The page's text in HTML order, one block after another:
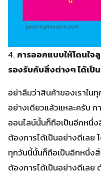
4. การออกแบบให้โดนใ
รองรับกับสิ่งต่างๆ ได้เป็
อย่าลืมว่าสินค้าของเราใน
อย่างเดียวแล้วแหละครับ
ออนไลน์นั้นก็ถือเป็นอีกหนึ่
ต้องการได้เป็นอย่างดีเลย
ทุกวันนี้นั้นก็ถือเป็นอีกหนึ่ง
ต้องการได้เป็นอย่างดีเลย